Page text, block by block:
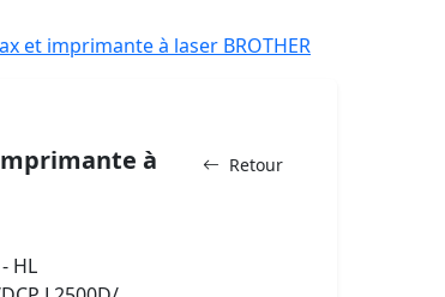
et imprimante à laser BROTHER
Retour
à
HL